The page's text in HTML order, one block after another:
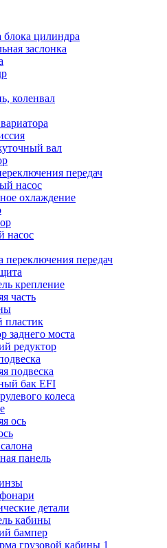
блока цилиндра
заслонка
коленвал
вал
передач
насос
охлаждение
насос
переключения передач
крепление
часть
пластик
заднего моста
редуктор
подвеска
бак EFI
колеса
ось
панель
детали
кабины
бампер
грузовой кабины 1